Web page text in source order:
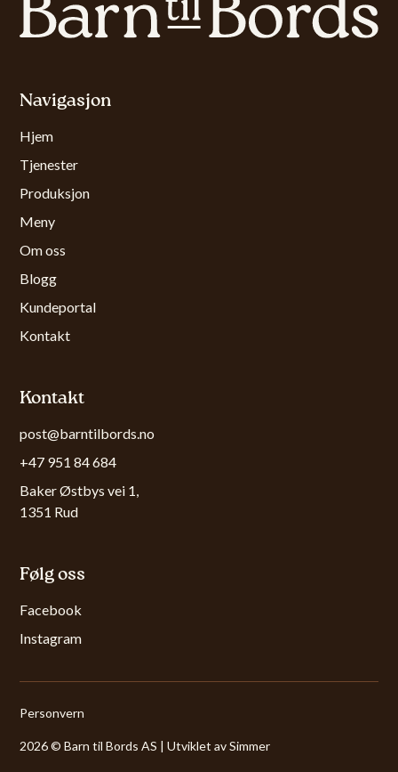
Navigasjon
Hjem
Tjenester
Produksjon
Meny
Om oss
Blogg
Kundeportal
Kontakt
Kontakt
post@barntilbords.no
+47 951 84 684
Baker Østbys vei 1,
1351 Rud
Følg oss
Facebook
Instagram
2026 © Barn til Bords AS | Utviklet avSimmer
Personvern